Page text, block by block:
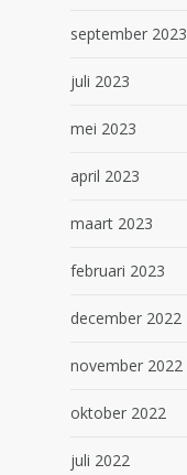
september 2023
juli 2023
mei 2023
april 2023
maart 2023
februari 2023
december 2022
november 2022
oktober 2022
juli 2022